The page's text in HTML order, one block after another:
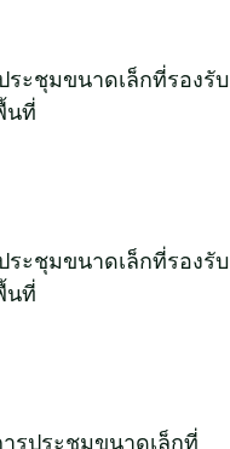
ระชุมขนาดเล็กที่รองรับ
นที่
ระชุมขนาดเล็กที่รองรับ
นที่
รประชุมขนาดเล็กที่